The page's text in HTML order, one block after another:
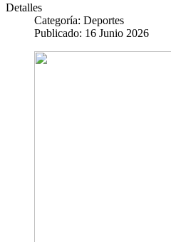
Detalles
Categoría: Deportes
Publicado: 16 Junio 2026